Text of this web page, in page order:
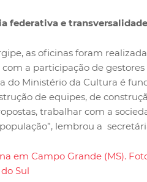
federativa e transversalidade
as oficinas foram
a participação de
do Ministério da Cultura é
de equipes, de
trabalhar com a
lembrou a